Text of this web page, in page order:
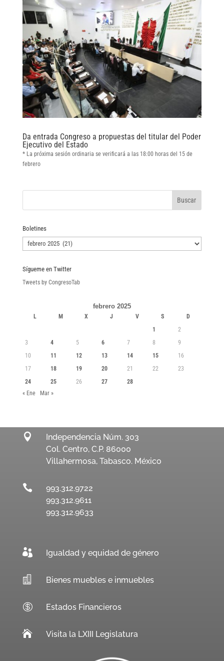
Da entrada Congreso a propuestas del titular del Poder
Ejecutivo del Estado
* La próxima sesión ordinaria se verificará a las 18:00 horas del 15 de
febrero
Boletines
Boletines
Sígueme en Twitter
Tweets by CongresoTab
febrero 2025
L M X J V S
D
1
2
3
4 5 6 7 8
9
10
11 12 13 14 15
16
17
18 19 20 21 22
23
24
25 26 27
28
« Ene
Mar »

Independencia Núm. 303
Col. Centro, C.P. 86000
Villahermosa, Tabasco. México

993.312.9722
993.312.9611
993.312.9633
 Igualdad y equidad de género
 Bienes muebles e inmuebles
 Estados Financieros
 Visita la LXIII Legislatura